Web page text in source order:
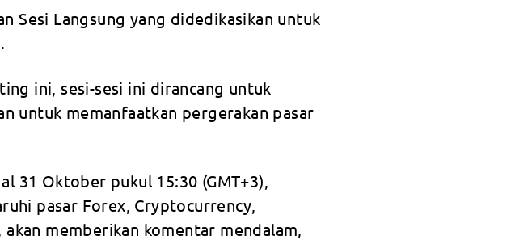
Sesi Langsung yang didedikasikan untuk
ini, sesi-sesi ini dirancang untuk
untuk memanfaatkan pergerakan pasar
31 Oktober pukul 15:30 (GMT+3),
pasar Forex, Cryptocurrency,
memberikan komentar mendalam,